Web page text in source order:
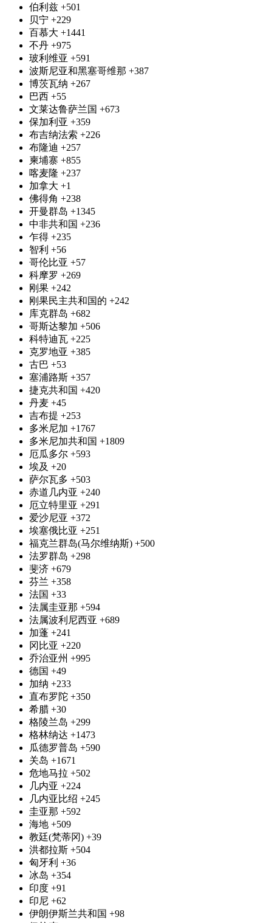
伯利兹 +501
贝宁 +229
百慕大 +1441
不丹 +975
玻利维亚 +591
波斯尼亚和黑塞哥维那 +387
博茨瓦纳 +267
巴西 +55
文莱达鲁萨兰国 +673
保加利亚 +359
布吉纳法索 +226
布隆迪 +257
柬埔寨 +855
喀麦隆 +237
加拿大 +1
佛得角 +238
开曼群岛 +1345
中非共和国 +236
乍得 +235
智利 +56
哥伦比亚 +57
科摩罗 +269
刚果 +242
刚果民主共和国的 +242
库克群岛 +682
哥斯达黎加 +506
科特迪瓦 +225
克罗地亚 +385
古巴 +53
塞浦路斯 +357
捷克共和国 +420
丹麦 +45
吉布提 +253
多米尼加 +1767
多米尼加共和国 +1809
厄瓜多尔 +593
埃及 +20
萨尔瓦多 +503
赤道几内亚 +240
厄立特里亚 +291
爱沙尼亚 +372
埃塞俄比亚 +251
福克兰群岛(马尔维纳斯) +500
法罗群岛 +298
斐济 +679
芬兰 +358
法国 +33
法属圭亚那 +594
法属波利尼西亚 +689
加蓬 +241
冈比亚 +220
乔治亚州 +995
德国 +49
加纳 +233
直布罗陀 +350
希腊 +30
格陵兰岛 +299
格林纳达 +1473
瓜德罗普岛 +590
关岛 +1671
危地马拉 +502
几内亚 +224
几内亚比绍 +245
圭亚那 +592
海地 +509
教廷(梵蒂冈) +39
洪都拉斯 +504
匈牙利 +36
冰岛 +354
印度 +91
印尼 +62
伊朗伊斯兰共和国 +98